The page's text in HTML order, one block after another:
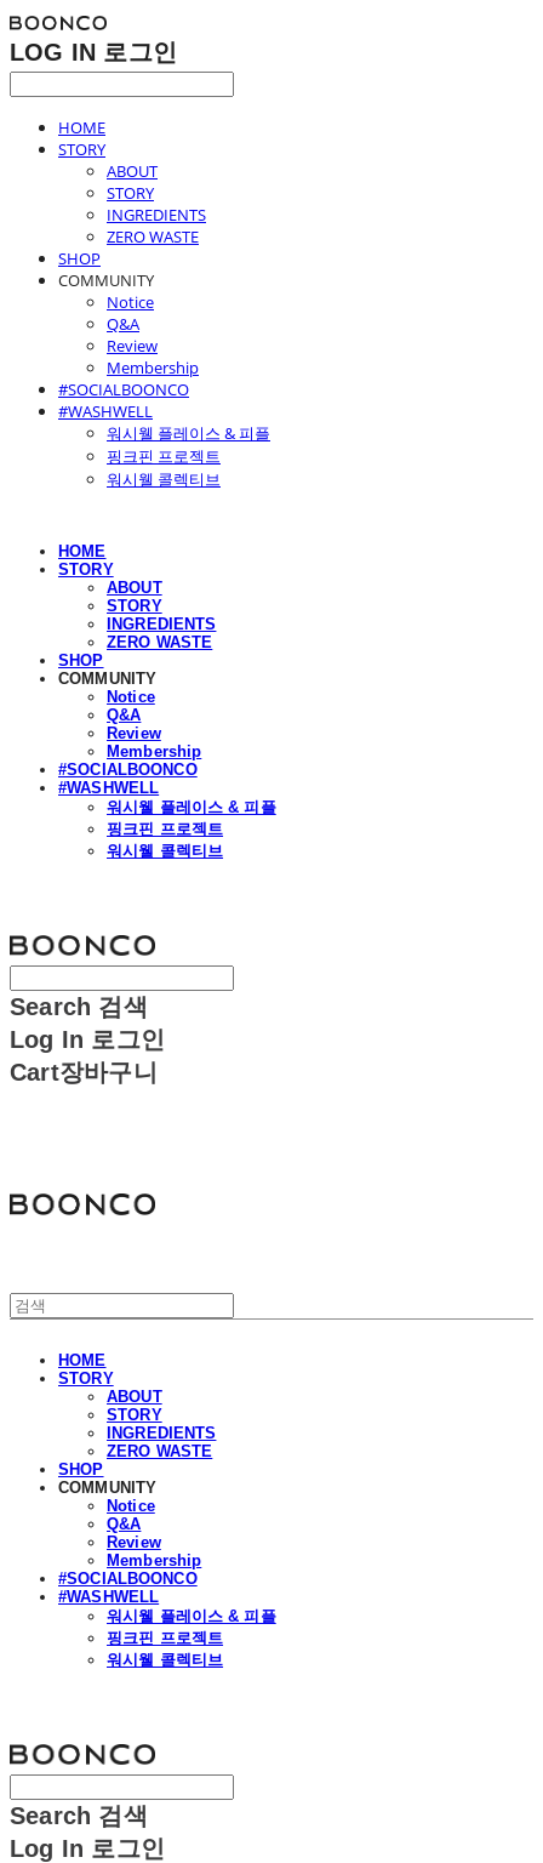
LOG IN 로그인
HOME
STORY
ABOUT
STORY
INGREDIENTS
ZERO WASTE
SHOP
COMMUNITY
Notice
Q&A
Review
Membership
#SOCIALBOONCO
#WASHWELL
워시웰 플레이스 & 피플
핑크핀 프로젝트
워시웰 콜렉티브
HOME
STORY
ABOUT
STORY
INGREDIENTS
ZERO WASTE
SHOP
COMMUNITY
Notice
Q&A
Review
Membership
#SOCIALBOONCO
#WASHWELL
워시웰 플레이스 & 피플
핑크핀 프로젝트
워시웰 콜렉티브
Search 검색
Log In 로그인
Cart장바구니
HOME
STORY
ABOUT
STORY
INGREDIENTS
ZERO WASTE
SHOP
COMMUNITY
Notice
Q&A
Review
Membership
#SOCIALBOONCO
#WASHWELL
워시웰 플레이스 & 피플
핑크핀 프로젝트
워시웰 콜렉티브
Search 검색
Log In 로그인